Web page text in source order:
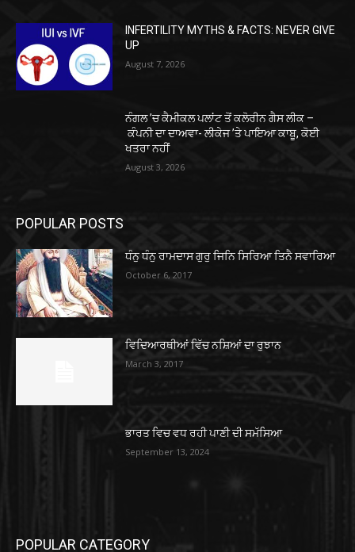
INFERTILITY MYTHS & FACTS: NEVER GIVE
UP
August 7, 2026
ਨੰਗਲ ’ਚ ਕੈਮੀਕਲ ਪਲਾਂਟ ਤੋਂ ਕਲੋਰੀਨ ਗੈਸ ਲੀਕ –
ਕੰਪਨੀ ਦਾ ਦਾਅਵਾ- ਲੀਕੇਜ ’ਤੇ ਪਾਇਆ ਕਾਬੂ, ਕੋਈ
ਖਤਰਾ ਨਹੀਂ
August 3, 2026
POPULAR POSTS
ਧੰਨੁ ਧੰਨੁ ਰਾਮਦਾਸ ਗੁਰੁ ਜਿਨਿ ਸਿਰਿਆ ਤਿਨੈ ਸਵਾਰਿਆ
October 6, 2017
ਵਿਦਿਆਰਥੀਆਂ ਵਿੱਚ ਨਸ਼ਿਆਂ ਦਾ ਰੁਝਾਨ
March 3, 2017
ਭਾਰਤ ਵਿਚ ਵਧ ਰਹੀ ਪਾਣੀ ਦੀ ਸਮੱਸਿਆ
September 13, 2024
POPULAR CATEGORY